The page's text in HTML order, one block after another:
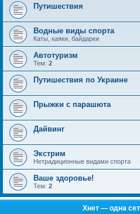
Путишествия
Водные виды спорта
Каты, каяки, байдарки
Автотуризм
Тем: 2
Путишествия по Украине
Прыжки с парашюта
Дайвинг
Экстрим
Нетрадиционные видами спорта
Ваше здоровье!
Тем: 2
Хнет — одна